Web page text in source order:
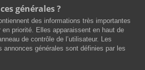
générales ?
des informations très importantes
priorité. Elles apparaissent en haut de
de contrôle de l’utilisateur. Les
annonces générales sont définies par les